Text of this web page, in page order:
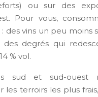
ou sur des
Pour vous,
des vins un peu moins
des degrés qui
% vol.
sud et sud-ouest
les terroirs les plus